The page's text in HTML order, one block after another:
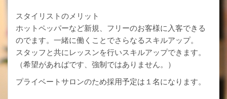
スタイリストのメリット
ホットペッパーなど新規、フリーのお客様に入客できる
のでます。一緒に働くことでさらなるスキルアップ。
スタッフと共にレッスンを行いスキルアップできます。
（希望があればです、強制ではありません。）
プライベートサロンのため採用予定は１名になります。